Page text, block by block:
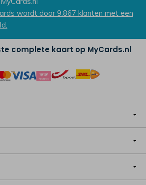
wordt door 9.867 klanten met een
complete kaart op MyCards.nl